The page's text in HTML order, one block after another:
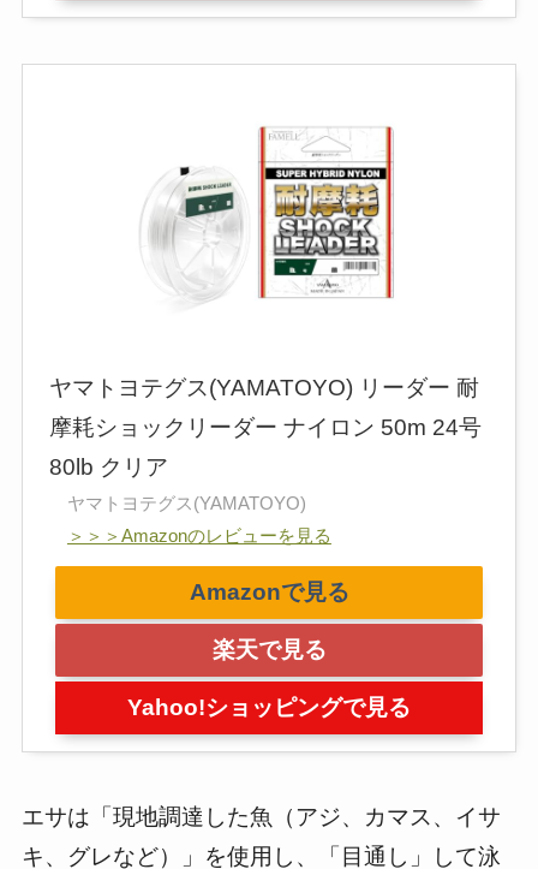
ヤマトヨテグス(YAMATOYO) リーダー 耐
摩耗ショックリーダー ナイロン 50m 24号
80lb クリア
ヤマトヨテグス(YAMATOYO)
＞＞＞Amazonのレビューを見る
Amazonで見る
楽天で見る
Yahoo!ショッピングで見る
エサは「現地調達した魚（アジ、カマス、イサ
キ、グレなど）」を使用し、「目通し」して泳